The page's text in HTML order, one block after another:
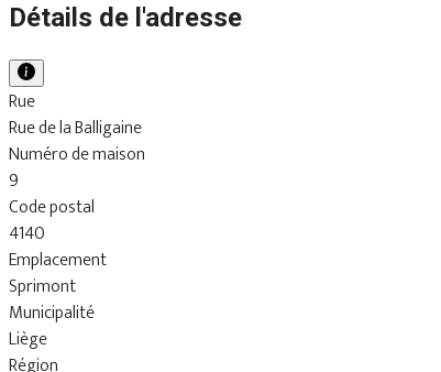
Détails de l'adresse
Rue
Rue de la Balligaine
Numéro de maison
9
Code postal
4140
Emplacement
Sprimont
Municipalité
Liège
Région